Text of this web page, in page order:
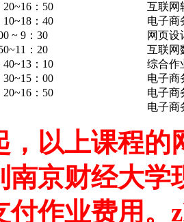
：50
互联网
：40
电子商
~ 9：30
网页设
：20
互联网
：10
综合作
：00
电子商
：50
电子商
电子商
，以上课程的
南京财经大学
付作业费用。